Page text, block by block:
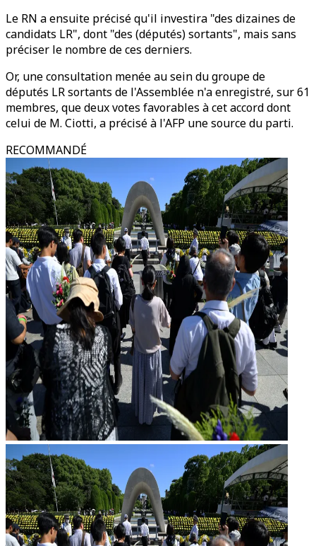
Le RN a ensuite précisé qu'il investira "des dizaines de
candidats LR", dont "des (députés) sortants", mais sans
préciser le nombre de ces derniers.
Or, une consultation menée au sein du groupe de
députés LR sortants de l'Assemblée n'a enregistré, sur 61
membres, que deux votes favorables à cet accord dont
celui de M. Ciotti, a précisé à l'AFP une source du parti.
RECOMMANDÉ